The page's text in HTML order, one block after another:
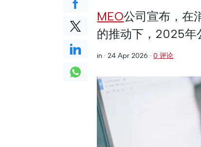
MEO公司宣布，在
的推动下，2025年
in ·24 Apr 2026 ·0 评论